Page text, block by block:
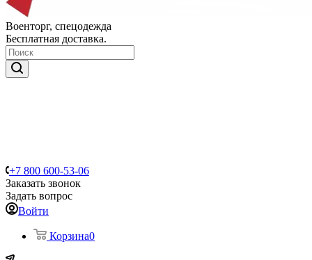
Военторг, спецодежда
Бесплатная доставка.
+7 800 600-53-06
Заказать звонок
Задать вопрос
Войти
Корзина0